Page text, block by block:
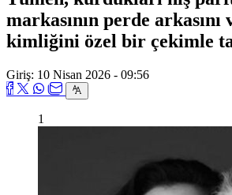
markasının perde arkasını
kimliğini özel bir çekimle
Giriş: 10 Nisan 2026 - 09:56
1